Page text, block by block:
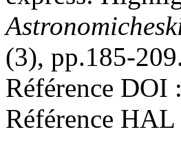
(3), pp.185-
Référence DOI :
Référence HAL